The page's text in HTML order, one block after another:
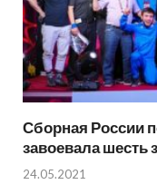
Сборная России
завоевала
24.05.2021